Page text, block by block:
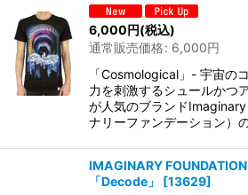
6,000円(税込)
通常販売価格: 6,000円
「Cosmological」- 宇宙の
力を刺激するシュールかつ
が人気のブランド
ナリーファンデーション）
IMAGINARY
「Decode」
[13629]